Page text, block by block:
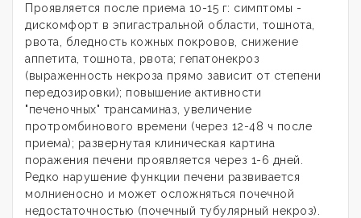
Проявляется после приема 10-15 г: симптомы -
дискомфорт в эпигастральной области, тошнота,
рвота, бледность кожных покровов, снижение
аппетита, тошнота, рвота; гепатонекроз
(выраженность некроза прямо зависит от степени
передозировки); повышение активности
"печеночных" трансаминаз, увеличение
протромбинового времени (через 12-48 ч после
приема); развернутая клиническая картина
поражения печени проявляется через 1-6 дней.
Редко нарушение функции печени развивается
молниеносно и может осложняться почечной
недостаточностью (почечный тубулярный некроз).